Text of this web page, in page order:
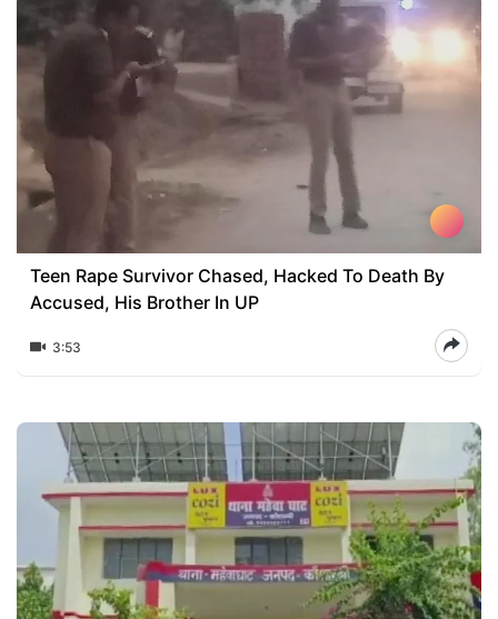
Teen Rape Survivor Chased, Hacked To Death By
Accused, His Brother In UP
3:53